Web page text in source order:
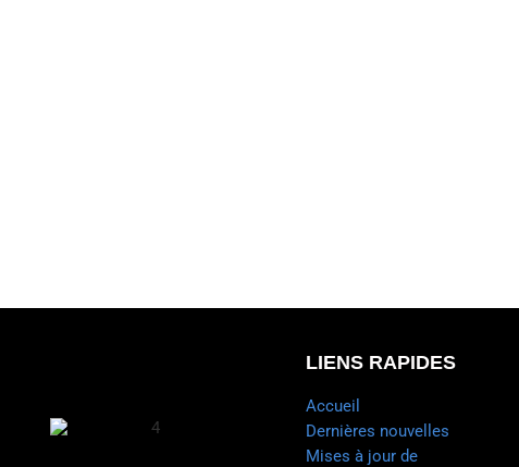
LIENS RAPIDES
Accueil
Dernières nouvelles
Mises à jour de